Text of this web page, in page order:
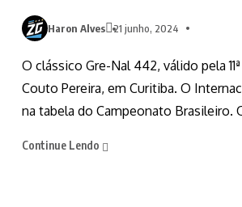
Haron Alves 21 junho, 2024
O clássico Gre-Nal 442, válido pela
Couto Pereira, em Curitiba. O
na tabela do Campeonato Brasileiro.
Continue Lendo